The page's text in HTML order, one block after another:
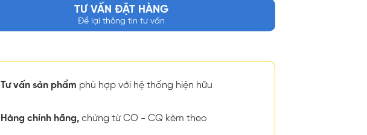
TƯ VẤN ĐẶT HÀNG
Để lại thông tin tư vấn
Tư vấn sản phẩm phù hợp với hệ thống hiện hữu
Hàng chính hãng, chứng từ CO - CQ kèm theo